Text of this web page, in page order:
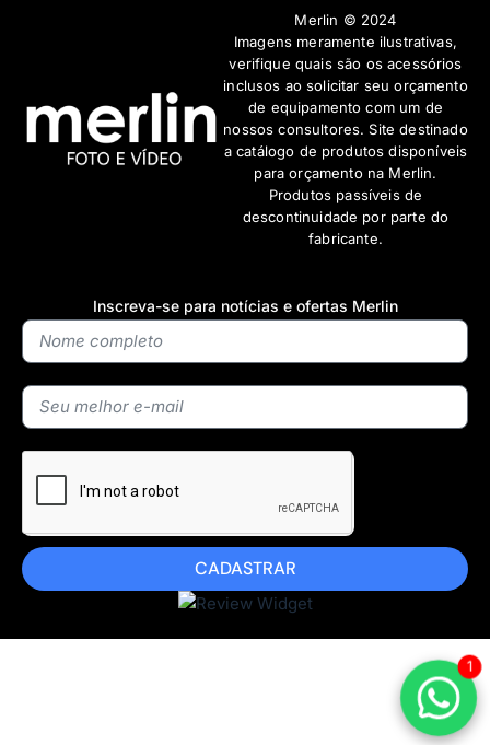
Inscreva-se para notícias e ofertas Merlin
CADASTRAR
Merlin © 2024
Imagens meramente ilustrativas,
verifique quais são os acessórios
inclusos ao solicitar seu orçamento
de equipamento com um de
nossos consultores. Site destinado
a catálogo de produtos disponíveis
para orçamento na Merlin.
Produtos passíveis de
descontinuidade por parte do
fabricante.
1